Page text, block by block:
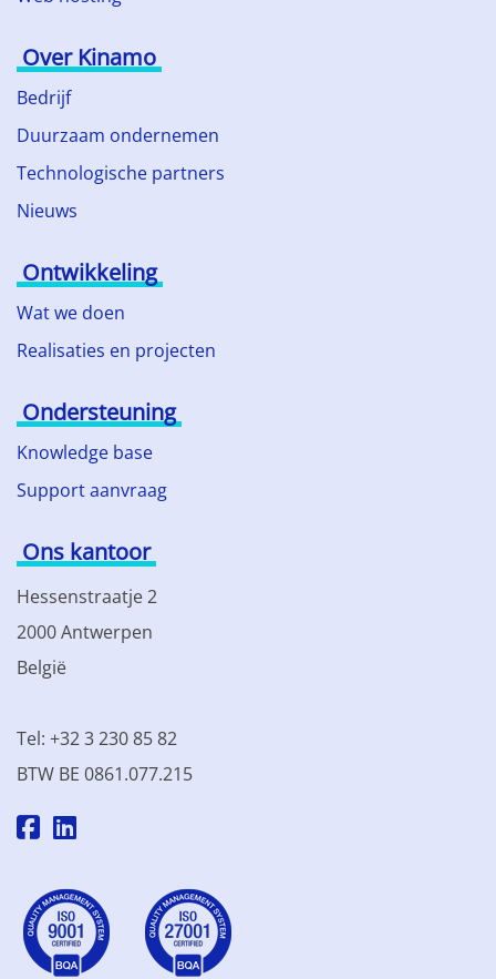
Over Kinamo
Bedrijf
Duurzaam ondernemen
Technologische partners
Nieuws
Ontwikkeling
Wat we doen
Realisaties en projecten
Ondersteuning
Knowledge base
Support aanvraag
Ons kantoor
Hessenstraatje 2
2000 Antwerpen
België
Tel: +32 3 230 85 82
BTW BE 0861.077.215